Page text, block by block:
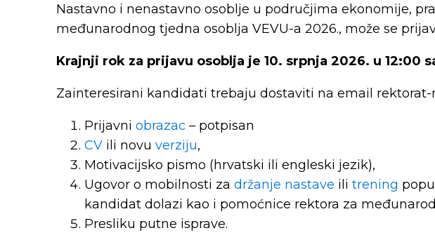
Nastavno i nenastavno osoblje u područjima ekonomije,
međunarodnog tjedna osoblja VEVU-a 2026., može se
Krajnji rok za prijavu osoblja je 10. srpnja 2026. u 12:00
Zainteresirani kandidati trebaju dostaviti na email
Prijavni obrazac – potpisan
CV ili novu verziju,
Motivacijsko pismo (hrvatski ili engleski jezik),
Ugovor o mobilnosti za držanje nastave ili trening
kandidat dolazi kao i pomoćnice rektora za
Presliku putne isprave.